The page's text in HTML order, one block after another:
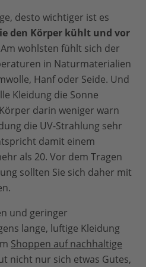
desto wichtiger ist es
den Körper kühlt und vor
wohlsten fühlt sich der
in Naturmaterialien
Hanf oder Seide. Und
Kleidung die Sonne
darin weniger warn
die UV-Strahlung sehr
damit einem
als 20. Vor dem Tragen
sollten Sie sich daher mit
und geringer
lange, luftige Kleidung
Shoppen auf nachhaltige
nicht nur sich etwas Gutes,